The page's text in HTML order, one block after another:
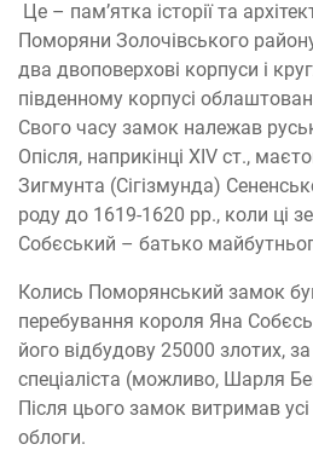
Це – пам’ятка історії та
Поморяни Золочівського
два двоповерхові корпуси і
південному корпусі
Свого часу замок належав
Опісля, наприкінці XIV ст.,
Зигмунта (Сігізмунда)
роду до 1619-1620 рр., коли ці
Собєський – батько
Колись Поморянський замок
перебування короля Яна
його відбудову 25000 злотих,
спеціаліста (можливо, Шарля
Після цього замок витримав
облоги.